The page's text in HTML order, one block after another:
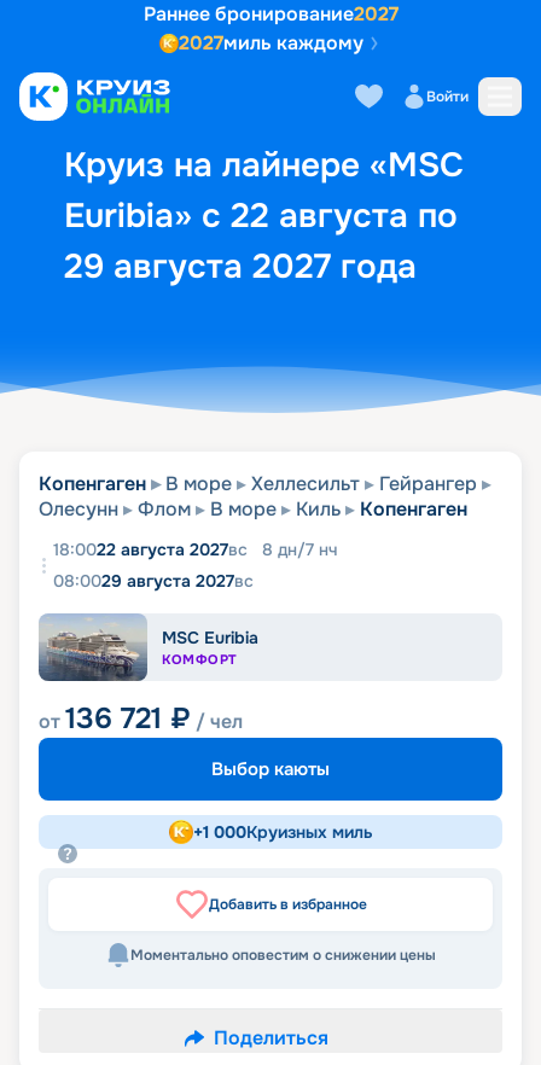
Раннее бронирование2027
2027миль каждому
Войти
Круиз на лайнере «MSC
Euribia» с 22 августа по
29 августа 2027 года
Выбор кают Маршрут и
Копенгаген В море Хеллесильт
Гейрангер
Олесунн
Флом В море Киль Копенгаген
18:0022 августа 2027вс 8 дн/7 нч
08:0029 августа 2027вс
MSC Euribia
КОМФОРТ
от136 721 ₽ / чел
Выбор каюты
+1 000Круизных миль
Добавить в избранное
Моментально оповестим о снижении цены
Поделиться